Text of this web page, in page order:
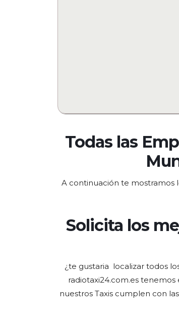
Todas las
A continuación te mostramos
Solicita los
¿te gustaria localizar todos
radiotaxi24.com.es tenemos
nuestros Taxis cumplen con